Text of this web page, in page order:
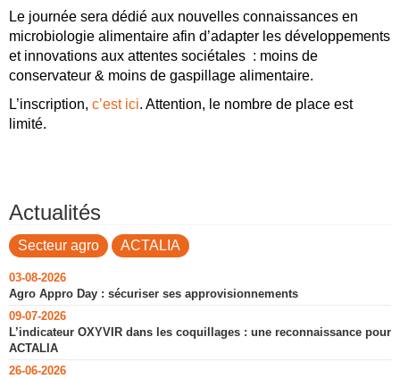
Le journée sera dédié aux nouvelles connaissances en
microbiologie alimentaire afin d’adapter les développements
et innovations aux attentes sociétales : moins de
conservateur & moins de gaspillage alimentaire.
L’inscription, c’est ici. Attention, le nombre de place est
limité.
Actualités
Secteur agro ACTALIA
03-08-2026
Agro Appro Day : sécuriser ses approvisionnements
09-07-2026
L’indicateur OXYVIR dans les coquillages : une reconnaissance pour
ACTALIA
26-06-2026